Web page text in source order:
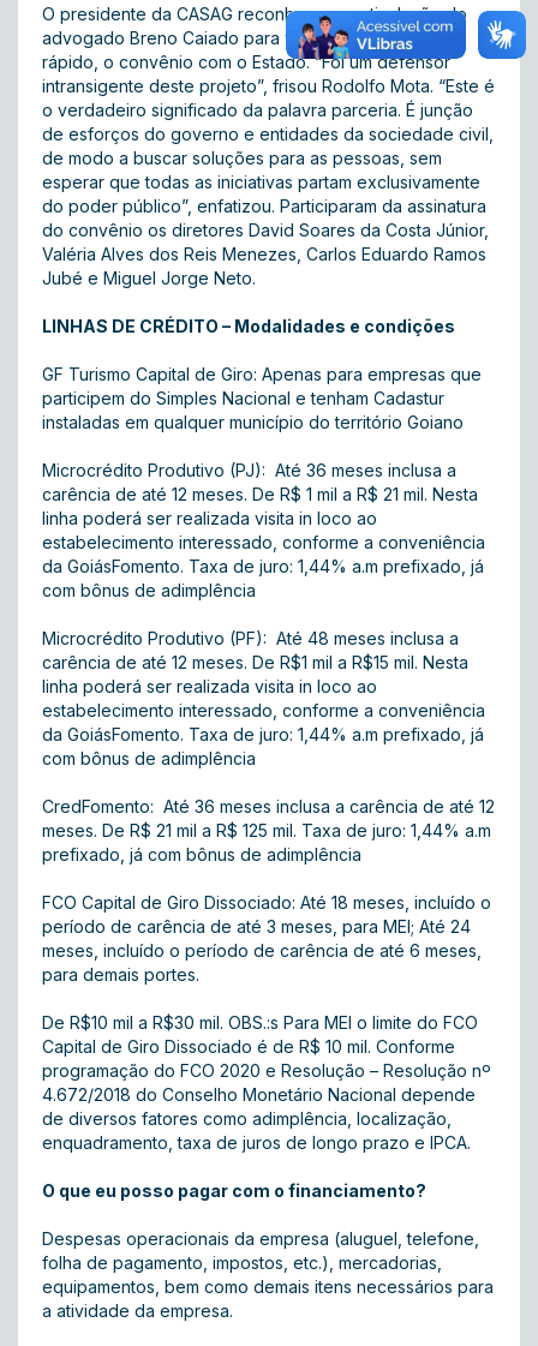
O presidente da CASAG reconheceu a articulação do
advogado Breno Caiado para viabilizar, em tempo
rápido, o convênio com o Estado. “Foi um defensor
intransigente deste projeto”, frisou Rodolfo Mota. “Este é
o verdadeiro significado da palavra parceria. É junção
de esforços do governo e entidades da sociedade civil,
de modo a buscar soluções para as pessoas, sem
esperar que todas as iniciativas partam exclusivamente
do poder público”, enfatizou. Participaram da assinatura
do convênio os diretores David Soares da Costa Júnior,
Valéria Alves dos Reis Menezes, Carlos Eduardo Ramos
Jubé e Miguel Jorge Neto.
LINHAS DE CRÉDITO – Modalidades e condições
GF Turismo Capital de Giro: Apenas para empresas que
participem do Simples Nacional e tenham Cadastur
instaladas em qualquer município do território Goiano
Microcrédito Produtivo (PJ): Até 36 meses inclusa a
carência de até 12 meses. De R$ 1 mil a R$ 21 mil. Nesta
linha poderá ser realizada visita in loco ao
estabelecimento interessado, conforme a conveniência
da GoiásFomento. Taxa de juro: 1,44% a.m prefixado, já
com bônus de adimplência
Microcrédito Produtivo (PF): Até 48 meses inclusa a
carência de até 12 meses. De R$1 mil a R$15 mil. Nesta
linha poderá ser realizada visita in loco ao
estabelecimento interessado, conforme a conveniência
da GoiásFomento. Taxa de juro: 1,44% a.m prefixado, já
com bônus de adimplência
CredFomento: Até 36 meses inclusa a carência de até 12
meses. De R$ 21 mil a R$ 125 mil. Taxa de juro: 1,44% a.m
prefixado, já com bônus de adimplência
FCO Capital de Giro Dissociado: Até 18 meses, incluído o
período de carência de até 3 meses, para MEI; Até 24
meses, incluído o período de carência de até 6 meses,
para demais portes.
De R$10 mil a R$30 mil. OBS.:s Para MEI o limite do FCO
Capital de Giro Dissociado é de R$ 10 mil. Conforme
programação do FCO 2020 e Resolução – Resolução nº
4.672/2018 do Conselho Monetário Nacional depende
de diversos fatores como adimplência, localização,
enquadramento, taxa de juros de longo prazo e IPCA.
O que eu posso pagar com o financiamento?
Despesas operacionais da empresa (aluguel, telefone,
folha de pagamento, impostos, etc.), mercadorias,
equipamentos, bem como demais itens necessários para
a atividade da empresa.